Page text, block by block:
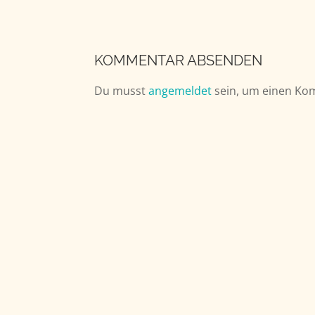
KOMMENTAR ABSENDEN
Du musstangemeldet sein, um einen